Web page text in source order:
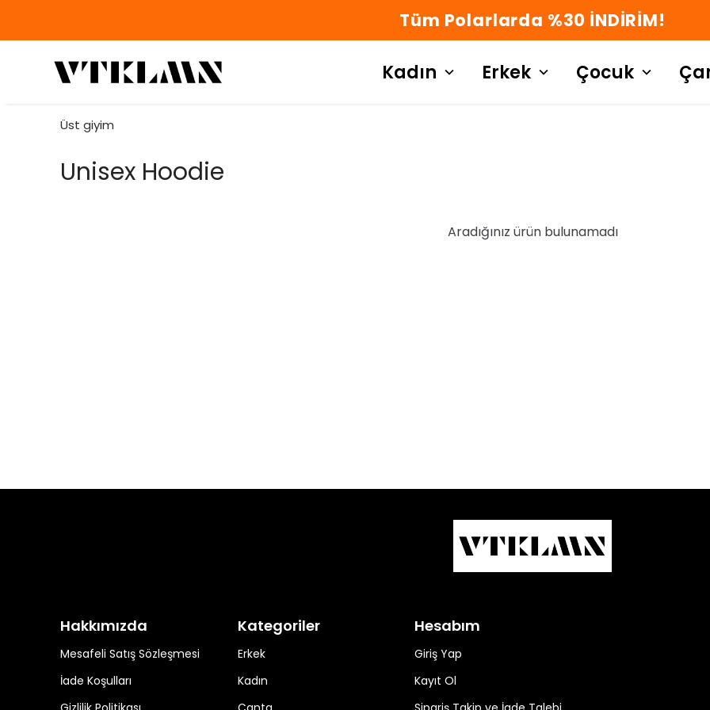
Tüm Polarlarda %30 İNDİRİM!
Kadın Erkek Çocuk
Üst giyim
Unisex Hoodie
Aradığınız ürün bulunamadı
Hakkımızda
Mesafeli Satış Sözleşmesi
İade Koşulları
Kategoriler
Erkek
Kadın
Hesabım
Giriş Yap
Kayıt Ol